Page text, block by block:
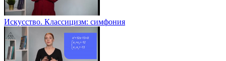
Искусство. Классицизм: симфония